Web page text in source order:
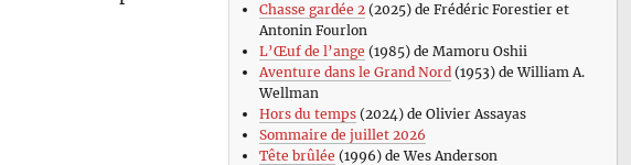
Chasse gardée 2(2025) de Frédéric Forestier et
Antonin Fourlon
L’Œuf de l’ange (1985) de Mamoru Oshii
Aventure dans le Grand Nord(1953) de William A.
Wellman
Hors du temps(2024) de Olivier Assayas
Sommaire de juillet 2026
Tête brûlée (1996) de Wes Anderson